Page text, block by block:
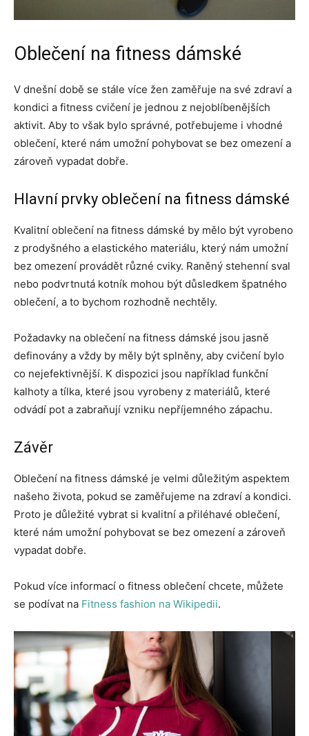
Oblečení na fitness dámské
V dnešní době se stále více žen zaměřuje na své zdraví a
kondici a fitness cvičení je jednou z nejoblíbenějších
aktivit. Aby to však bylo správné, potřebujeme i vhodné
oblečení, které nám umožní pohybovat se bez omezení a
zároveň vypadat dobře.
Hlavní prvky oblečení na fitness dámské
Kvalitní oblečení na fitness dámské by mělo být vyrobeno
z prodyšného a elastického materiálu, který nám umožní
bez omezení provádět různé cviky. Raněný stehenní sval
nebo podvrtnutá kotník mohou být důsledkem špatného
oblečení, a to bychom rozhodně nechtěly.
Požadavky na oblečení na fitness dámské jsou jasně
definovány a vždy by měly být splněny, aby cvičení bylo
co nejefektivnější. K dispozici jsou například funkční
kalhoty a tílka, které jsou vyrobeny z materiálů, které
odvádí pot a zabraňují vzniku nepříjemného zápachu.
Závěr
Oblečení na fitness dámské je velmi důležitým aspektem
našeho života, pokud se zaměřujeme na zdraví a kondici.
Proto je důležité vybrat si kvalitní a přiléhavé oblečení,
které nám umožní pohybovat se bez omezení a zároveň
vypadat dobře.
Pokud více informací o fitness oblečení chcete, můžete
se podívat na Fitness fashion na Wikipedii.